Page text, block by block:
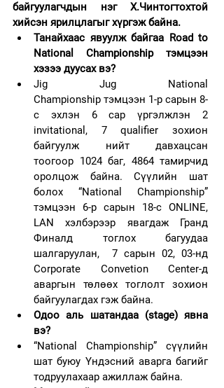
байгуулагчдын нэг Х.Чинтогтохтой
хийсэн ярилцлагыг хүргэж байна.
Танайхаас явуулж байгаа Road to
National Championship тэмцээн
хэзээ дуусах вэ?
Jig Jug National
Championship тэмцээн 1-р сарын 8-
с эхлэн 6 сар үргэлжлэн 2
invitational, 7 qualifier зохион
байгуулж нийт давхацсан
тоогоор 1024 баг, 4864 тамирчид
оролцож байна. Сүүлийн шат
болох “National Championship”
тэмцээн 6-р сарын 18-с ONLINE,
LAN хэлбэрээр явагдаж Гранд
Финалд тоглох багуудаа
шалгаруулан,  7 сарын 02, 03-нд
Corporate Convetion Center-д
аваргын төлөөх тоглолт зохион
байгуулагдах гэж байна.
Одоо аль шатандаа (stage) явна
вэ?
“National Championship” сүүлийн
шат буюу Үндэсний аварга багийг
тодруулахаар ажиллаж байна.